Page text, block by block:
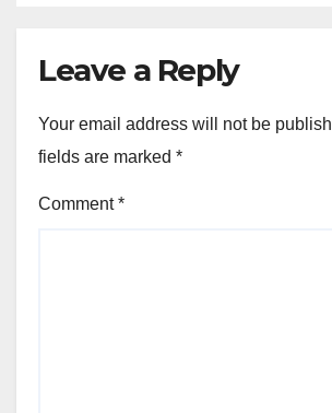
Leave a Reply
Your email address will not be
fields are marked *
Comment*